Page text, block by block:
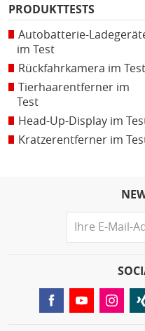
PRODUKTTESTS
Autobatterie-
im Test
Rückfahrkamera im Test
Tierhaarentferner im
Test
Head-Up-Display im
Kratzerentferner im